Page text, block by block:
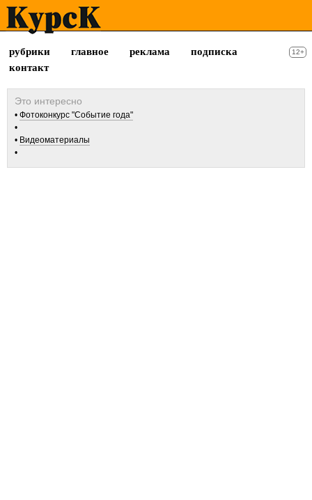
рубрики главное реклама
подписка
контакт
12+
Фотоконкурс "Событие года"
Видеоматериалы